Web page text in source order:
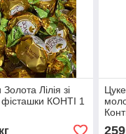
Лілія зі
КОНТІ 1
259